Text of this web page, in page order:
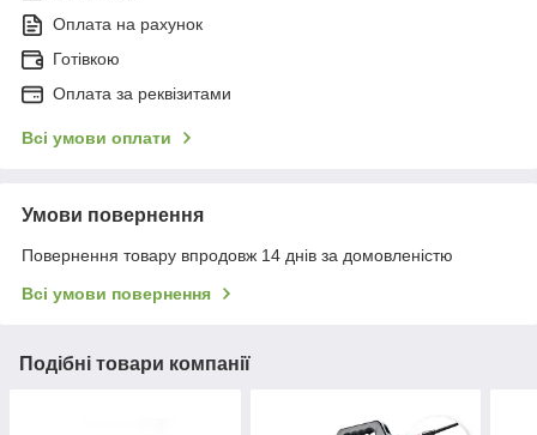
Оплата на рахунок
Готівкою
Оплата за реквізитами
Всі умови оплати
Умови повернення
Повернення товару впродовж 14 днів за домовленістю
Всі умови повернення
Подібні товари компанії